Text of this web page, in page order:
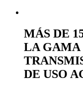
MÁS DE
LA GAMA
DE USO